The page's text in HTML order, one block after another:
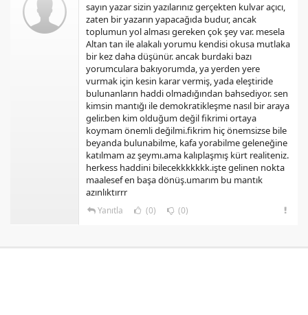
sayın yazar sizin yazılarınız gerçekten kulvar açıcı,
zaten bir yazarın yapacağıda budur, ancak
toplumun yol alması gereken çok şey var. mesela
Altan tan ile alakalı yorumu kendisi okusa mutlaka
bir kez daha düşünür. ancak burdaki bazı
yorumculara bakıyorumda, ya yerden yere
vurmak için kesin karar vermiş, yada eleştiride
bulunanların haddi olmadığından bahsediyor. sen
kimsin mantığı ile demokratikleşme nasıl bir araya
gelir.ben kim olduğum değil fikrimi ortaya
koymam önemli değilmi.fikrim hiç önemsizse bile
beyanda bulunabilme, kafa yorabilme geleneğine
katılmam az şeymı.ama kalıplaşmış kürt realiteniz.
herkess haddini bilecekkkkkkk.işte gelinen nokta
maalesef en başa dönüş.umarım bu mantık
azınlıktırrr
Yanıtla (0) (0)